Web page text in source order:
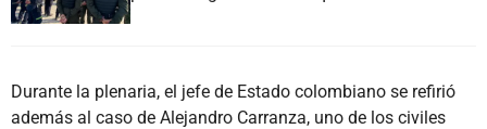
Durante la plenaria, el jefe de Estado colombiano se refirió
además al caso de Alejandro Carranza, uno de los civiles